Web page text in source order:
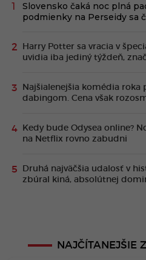
Slovensko čaká noc plná
podmienky na Perseidy sa
Harry Potter sa vracia v
uvidia iba jediný týždeň,
Najšialenejšia komédia roka
dabingom. Cena však
Kedy bude Odysea online?
na Netflix rovno zabudni
Druhá najväčšia udalosť v
zbúral kiná, absolútnej
NAJČÍTANEJŠIE